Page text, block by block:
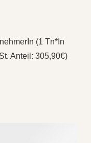
(1 Tn*In
Anteil: 305,90€)